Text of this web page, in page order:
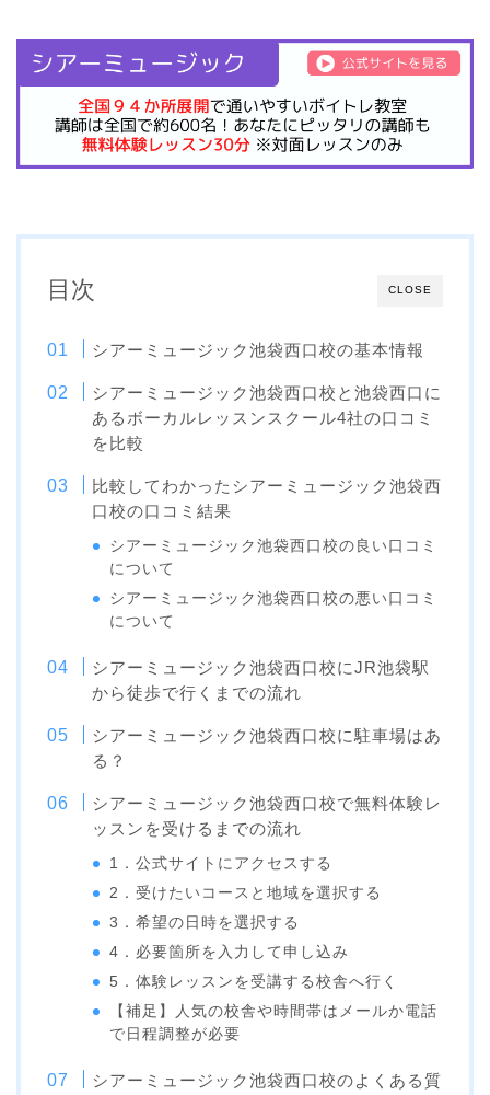
CLOSE
目次
シアーミュージック池袋西口校の基本情報
シアーミュージック池袋西口校と池袋西口に
あるボーカルレッスンスクール4社の口コミ
を比較
比較してわかったシアーミュージック池袋西
口校の口コミ結果
シアーミュージック池袋西口校の良い口コミ
について
シアーミュージック池袋西口校の悪い口コミ
について
シアーミュージック池袋西口校にJR池袋駅
から徒歩で行くまでの流れ
シアーミュージック池袋西口校に駐車場はあ
る？
シアーミュージック池袋西口校で無料体験レ
ッスンを受けるまでの流れ
1．公式サイトにアクセスする
2．受けたいコースと地域を選択する
3．希望の日時を選択する
4．必要箇所を入力して申し込み
5．体験レッスンを受講する校舎へ行く
【補足】人気の校舎や時間帯はメールか電話
で日程調整が必要
シアーミュージック池袋西口校のよくある質